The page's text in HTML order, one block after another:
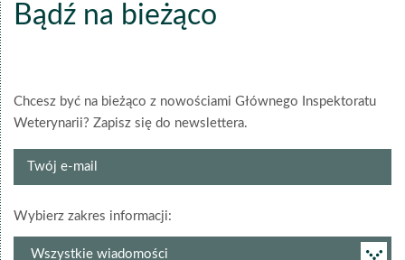
Bądź na bieżąco
Chcesz być na bieżąco z nowościami Głównego Inspektoratu
Weterynarii? Zapisz się do newslettera.
Twój
Wybierz zakres informacji:
newslettera